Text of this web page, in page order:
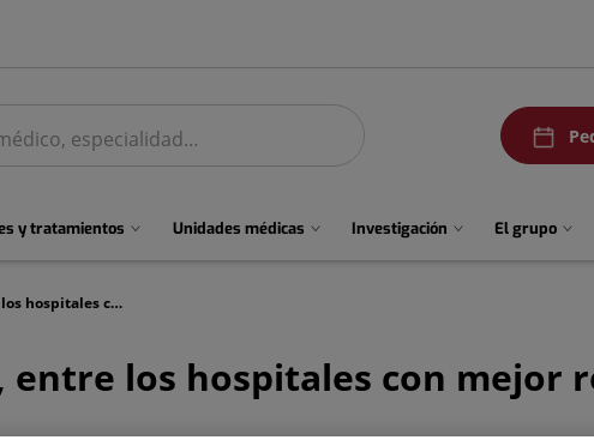
y tratamientos Unidades médicas Investigación El grupo
33 centros de Quirónsalud, entre los hospitales con mejor reputación de España en 2024, según Merco
los hospitales con mejor